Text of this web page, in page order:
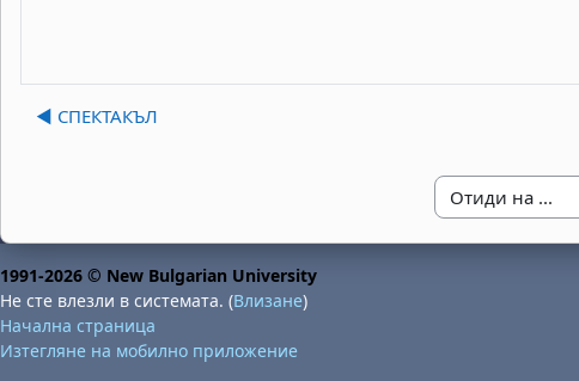
◀︎ СПЕКТАКЪЛ
Отиди на ...
1991-2026 © New Bulgarian University
Не сте влезли в системата. (Влизане)
Начална страница
Изтегляне на мобилно приложение